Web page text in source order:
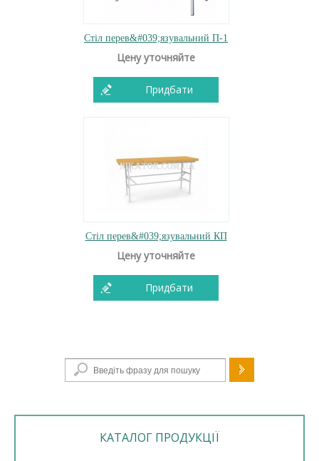
Стіл перев&#039;язувальний П-1
Цену уточняйте
Придбати
Стіл перев&#039;язувальний КП
Цену уточняйте
Придбати
Пошукова форма
КАТАЛОГ ПРОДУКЦІЇ